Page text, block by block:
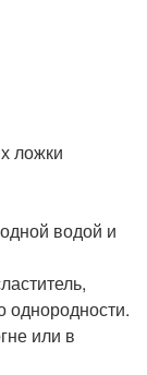
ложки
водой и
или в